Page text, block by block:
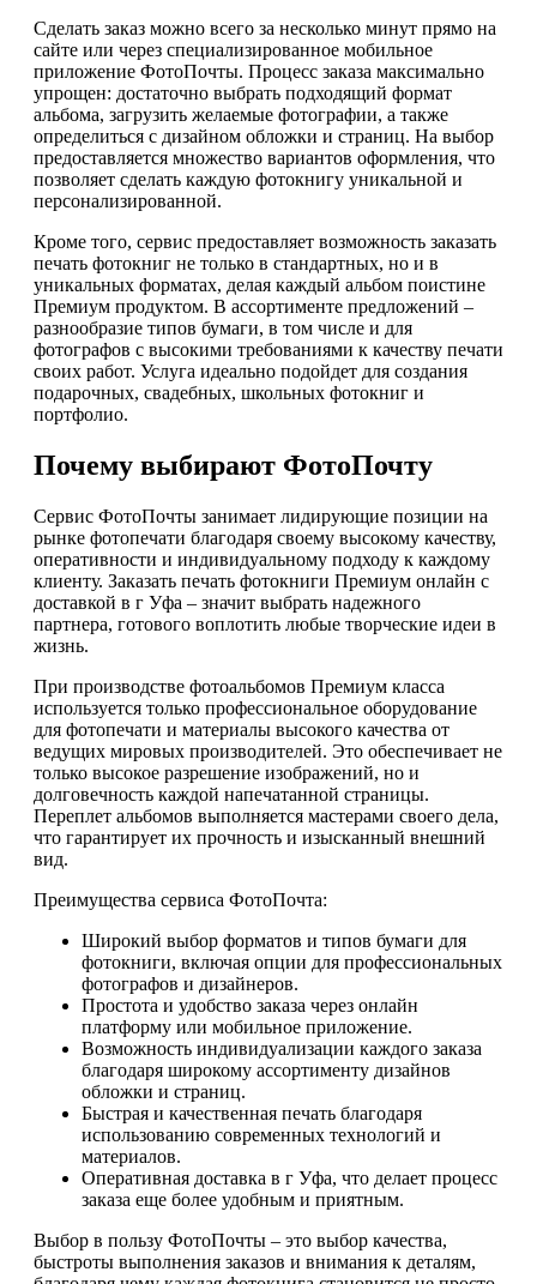
Сделать заказ можно всего за несколько минут прямо на
сайте или через специализированное мобильное
приложение ФотоПочты. Процесс заказа максимально
упрощен: достаточно выбрать подходящий формат
альбома, загрузить желаемые фотографии, а также
определиться с дизайном обложки и страниц. На выбор
предоставляется множество вариантов оформления, что
позволяет сделать каждую фотокнигу уникальной и
персонализированной.
Кроме того, сервис предоставляет возможность заказать
печать фотокниг не только в стандартных, но и в
уникальных форматах, делая каждый альбом поистине
Премиум продуктом. В ассортименте предложений –
разнообразие типов бумаги, в том числе и для
фотографов с высокими требованиями к качеству печати
своих работ. Услуга идеально подойдет для создания
подарочных, свадебных, школьных фотокниг и
портфолио.
Почему выбирают ФотоПочту
Сервис ФотоПочты занимает лидирующие позиции на
рынке фотопечати благодаря своему высокому качеству,
оперативности и индивидуальному подходу к каждому
клиенту. Заказать печать фотокниги Премиум онлайн с
доставкой в г Уфа – значит выбрать надежного
партнера, готового воплотить любые творческие идеи в
жизнь.
При производстве фотоальбомов Премиум класса
используется только профессиональное оборудование
для фотопечати и материалы высокого качества от
ведущих мировых производителей. Это обеспечивает не
только высокое разрешение изображений, но и
долговечность каждой напечатанной страницы.
Переплет альбомов выполняется мастерами своего дела,
что гарантирует их прочность и изысканный внешний
вид.
Преимущества сервиса ФотоПочта:
Широкий выбор форматов и типов бумаги для
фотокниги, включая опции для профессиональных
фотографов и дизайнеров.
Простота и удобство заказа через онлайн
платформу или мобильное приложение.
Возможность индивидуализации каждого заказа
благодаря широкому ассортименту дизайнов
обложки и страниц.
Быстрая и качественная печать благодаря
использованию современных технологий и
материалов.
Оперативная доставка в г Уфа, что делает процесс
заказа еще более удобным и приятным.
Выбор в пользу ФотоПочты – это выбор качества,
быстроты выполнения заказов и внимания к деталям,